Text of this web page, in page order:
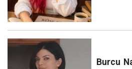
Burcu